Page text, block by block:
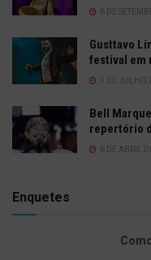
6 DE
Gusttavo
festival em
9 DE JULHO
Bell
repertório
6 DE ABRIL
Enquetes